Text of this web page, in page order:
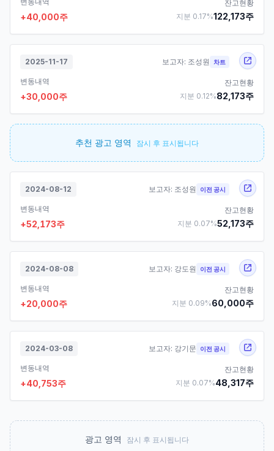
+40,000주
잔고현황
지분 0.17%122,173주
2025-11-17 보고자: 조성원 차트
변동내역
+30,000주
잔고현황
지분 0.12%82,173주
추천 광고 영역 잠시 후 표시됩니다
2024-08-12 보고자: 조성원 이전 공시
변동내역
+52,173주
잔고현황
지분 0.07%52,173주
2024-08-08 보고자: 강도원 이전 공시
변동내역
+20,000주
잔고현황
지분 0.09%60,000주
2024-03-08 보고자: 강기문 이전 공시
변동내역
+40,753주
잔고현황
지분 0.07%48,317주
광고 영역 잠시 후 표시됩니다